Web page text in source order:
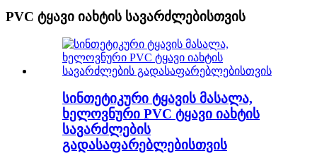
PVC ტყავი იახტის სავარძლებისთვის
სინთეტიკური ტყავის მასალა,
ხელოვნური PVC ტყავი იახტის
სავარძლების
გადასაფარებლებისთვის